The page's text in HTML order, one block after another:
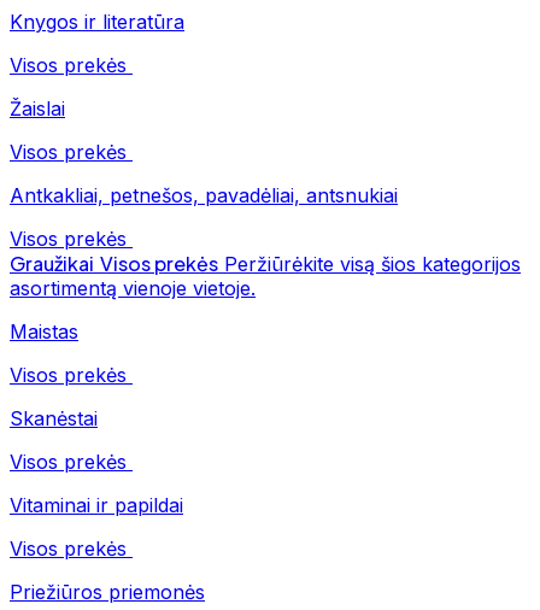
Knygos ir literatūra
Visos prekės
Žaislai
Visos prekės
Antkakliai, petnešos, pavadėliai, antsnukiai
Visos prekės
Graužikai Visos prekės Peržiūrėkite visą šios kategorijos
asortimentą vienoje vietoje.
Maistas
Visos prekės
Skanėstai
Visos prekės
Vitaminai ir papildai
Visos prekės
Priežiūros priemonės